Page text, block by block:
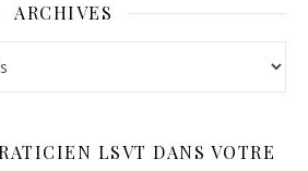
ARCHIVES
LSVT DANS VOTRE